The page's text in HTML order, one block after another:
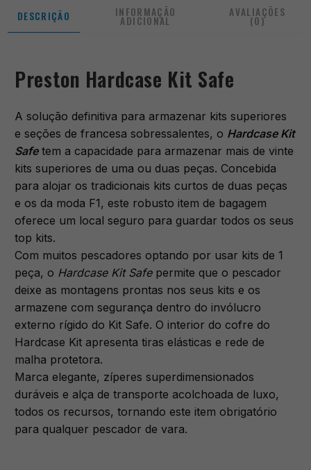
DESCRIÇÃO INFORMAÇÃO
ADICIONAL
AVALIAÇÕES
(0)
Preston Hardcase Kit Safe
A solução definitiva para armazenar kits superiores
e seções de francesa sobressalentes, o Hardcase Kit
Safetem a capacidade para armazenar mais de vinte
kits superiores de uma ou duas peças. Concebida
para alojar os tradicionais kits curtos de duas peças
e os da moda F1, este robusto item de bagagem
oferece um local seguro para guardar todos os seus
top kits.
Com muitos pescadores optando por usar kits de 1
peça, o Hardcase Kit Safepermite que o pescador
deixe as montagens prontas nos seus kits e os
armazene com segurança dentro do invólucro
externo rígido do Kit Safe. O interior do cofre do
Hardcase Kit apresenta tiras elásticas e rede de
malha protetora.
Marca elegante, zíperes superdimensionados
duráveis e alça de transporte acolchoada de luxo,
todos os recursos, tornando este item obrigatório
para qualquer pescador de vara.